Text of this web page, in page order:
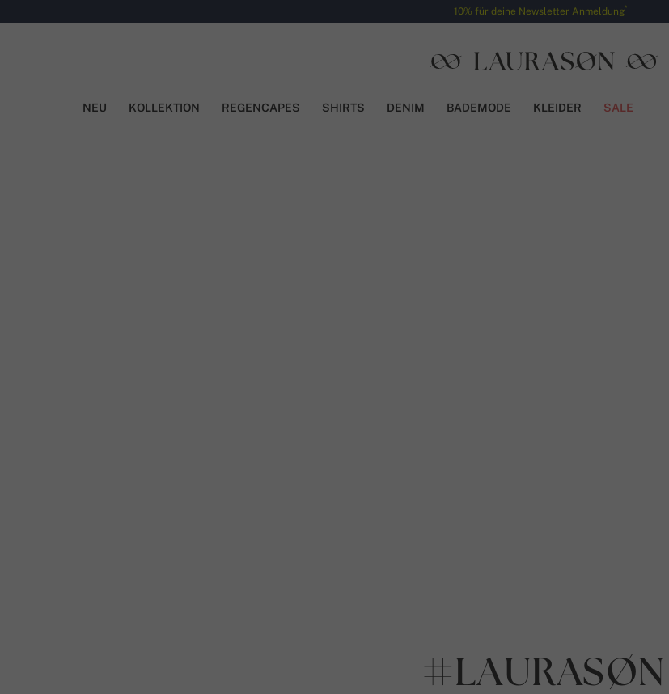
10% für deine Newsletter Anmeldung*
NEU KOLLEKTION REGENCAPES SHIRTS DENIM BADEMODE KLEIDER SALE
#LAURASØN